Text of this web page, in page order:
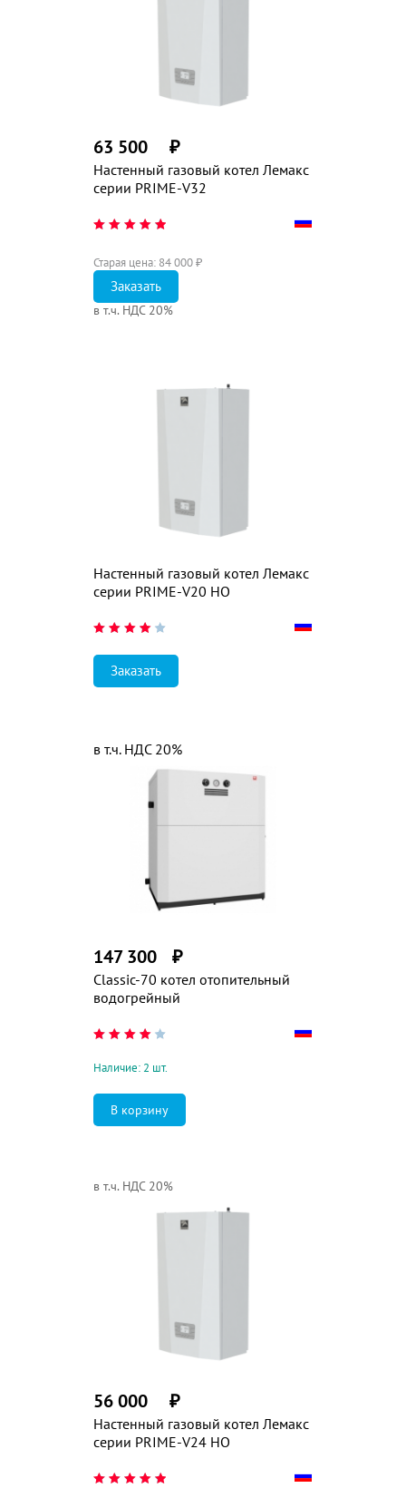
Настенный газовый котел Лемакс
серии PRIME-V32
63 500 ₽
Старая цена: 84 000₽
в т.ч. НДС 20%
Заказать
Настенный газовый котел Лемакс
серии PRIME-V20 НО
Заказать
Classic-70 котел отопительный
водогрейный
147 300 ₽
в т.ч. НДС 20%
Наличие: 2 шт.
Настенный газовый котел Лемакс
серии PRIME-V24 НО
56 000 ₽
в т.ч. НДС 20%